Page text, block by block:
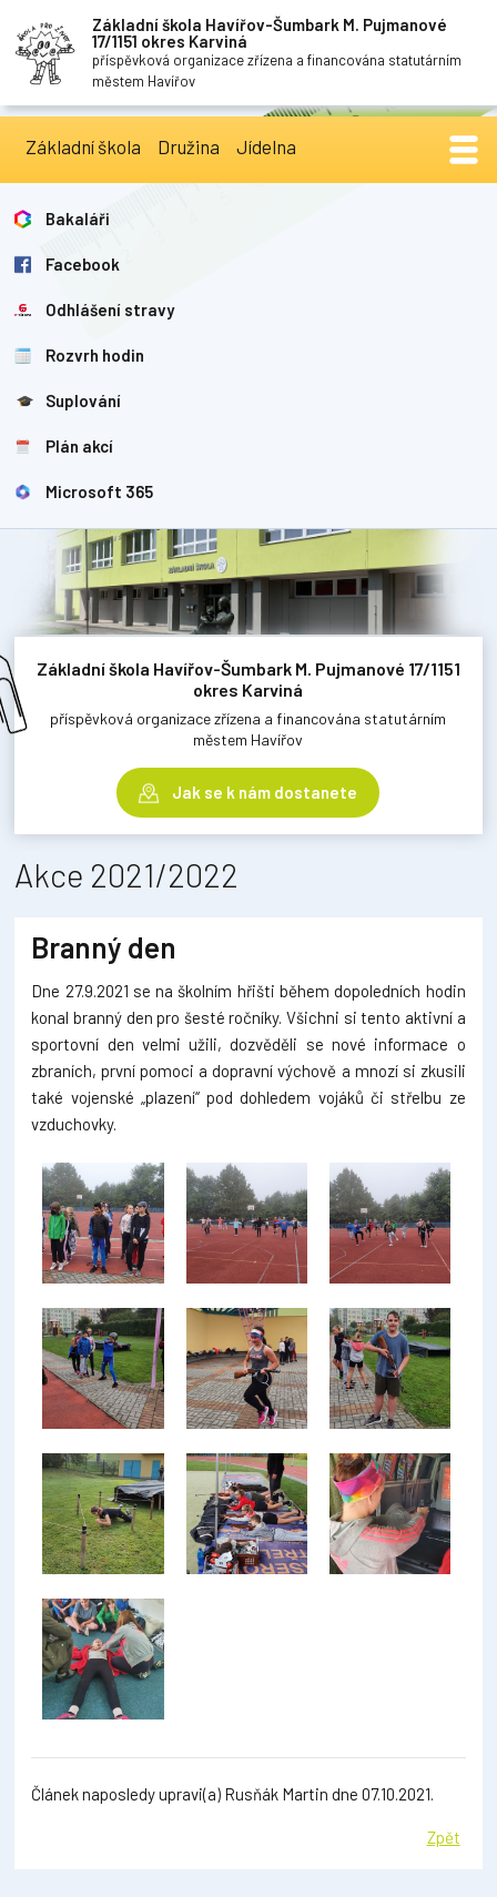
Základní škola Havířov-Šumbark M. Pujmanové
17/1151 okres Karviná
příspěvková organizace zřízena a financována statutárním
městem Havířov
Základní škola Družina Jídelna
Bakaláři
Facebook
Odhlášení stravy
Rozvrh hodin
Suplování
Plán akcí
Microsoft 365
Základní škola Havířov-Šumbark M. Pujmanové 17/1151
okres Karviná
příspěvková organizace zřízena a financována statutárním
městem Havířov
Jak se k nám dostanete
Akce 2021/2022
Branný den
Dne 27.9.2021 se na školním hřišti během dopoledních hodin
konal branný den pro šesté ročníky. Všichni si tento aktivní a
sportovní den velmi užili, dozvěděli se nové informace o
zbraních, první pomoci a dopravní výchově a mnozí si zkusili
také vojenské „plazení“ pod dohledem vojáků či střelbu ze
vzduchovky.
Článek naposledy upravi(a) Rusňák Martin dne 07.10.2021.
Zpět